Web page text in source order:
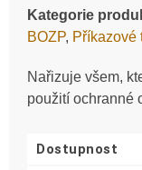
Kategorie
BOZP, Příkazové
Nařizuje všem,
použití ochranné
Dostupnost